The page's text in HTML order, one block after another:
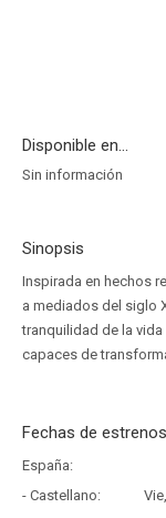
Disponible en...
Sin información
Sinopsis
Inspirada en hechos
a mediados del siglo
tranquilidad de la
capaces de
Fechas de estrenos
España:
- Castellano: